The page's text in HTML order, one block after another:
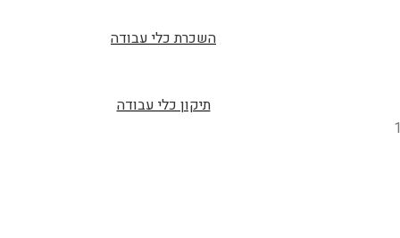
השכרת כלי עבודה
תיקון כלי עבודה